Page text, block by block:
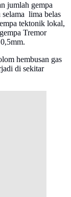
jumlah gempa
selama lima belas
tektonik lokal,
Tremor
hembusan gas
di sekitar